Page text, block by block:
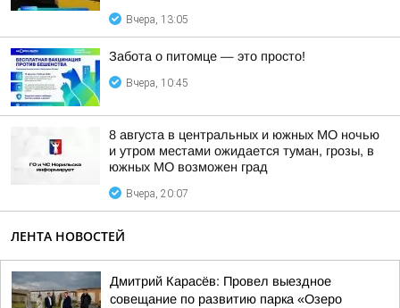
Вчера, 13:05
Забота о питомце — это просто!
Вчера, 10:45
8 августа в центральных и южных МО ночью
и утром местами ожидается туман, грозы, в
южных МО возможен град
Вчера, 20:07
ЛЕНТА НОВОСТЕЙ
Дмитрий Карасёв: Провел выездное
совещание по развитию парка «Озеро